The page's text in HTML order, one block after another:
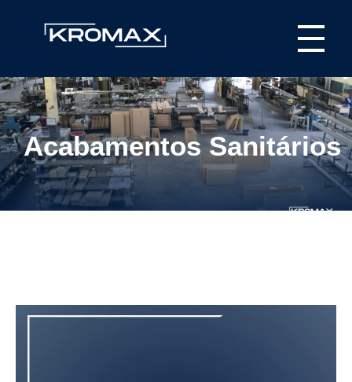
Kromax Puxadores
Fábrica de ferragens especializada em Puxadores em Inox e Alumínio, Dobradiças Pivotantes e Kits Aparentes
Acabamentos Sanitários